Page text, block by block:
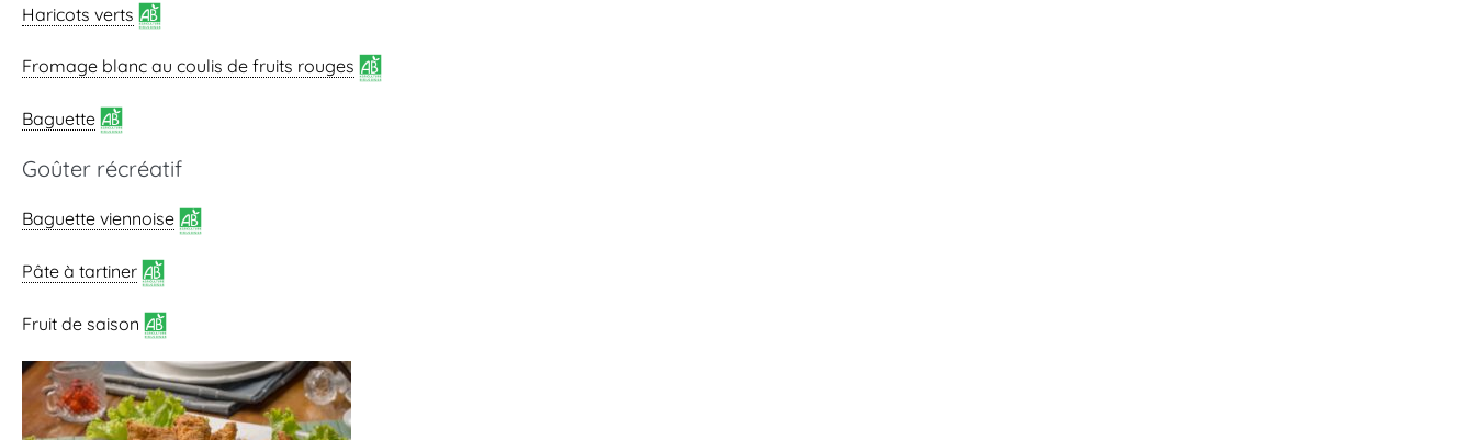
Haricots verts
Fromage blanc au coulis de fruits rouges
Baguette
Goûter récréatif
Baguette viennoise
Pâte à tartiner
Fruit de saison